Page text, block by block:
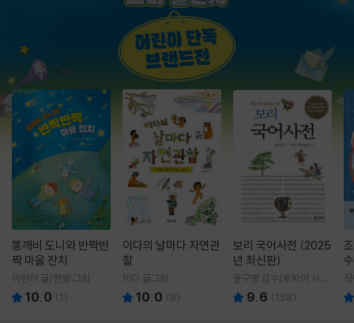
똥깨비 도니와 반짝반
짝 마을 잔치
이현아 글/핸짱 그림
10.0 (1 )
이다의 날마다 자연관
찰
이다 글그림
10.0 (9)
보리 국어사전 (2025
년 최신판)
윤구병 감수/토박이 사전
편찬실 편
9.6 (158)